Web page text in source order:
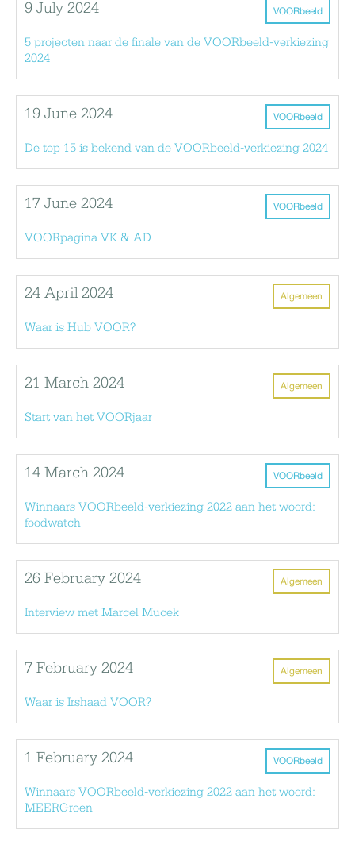
VOORbeeld
9 July 2024
5 projecten naar de finale van de VOORbeeld-verkiezing
2024
VOORbeeld
19 June 2024
De top 15 is bekend van de VOORbeeld-verkiezing 2024
VOORbeeld
17 June 2024
VOORpagina VK & AD
Algemeen
24 April 2024
Waar is Hub VOOR?
Algemeen
21 March 2024
Start van het VOORjaar
VOORbeeld
14 March 2024
Winnaars VOORbeeld-verkiezing 2022 aan het woord:
foodwatch
Algemeen
26 February 2024
Interview met Marcel Mucek
Algemeen
7 February 2024
Waar is Irshaad VOOR?
VOORbeeld
1 February 2024
Winnaars VOORbeeld-verkiezing 2022 aan het woord:
MEERGroen